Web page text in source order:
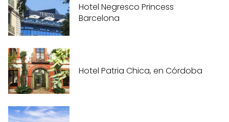
Hotel Negresco Princess
Barcelona
Hotel Patria Chica, en Córdoba